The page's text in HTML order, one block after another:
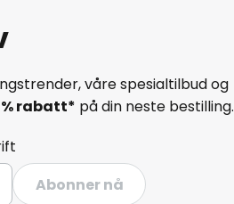
våre spesialtilbud og
rabatt* på din neste bestilling.
Abonner nå